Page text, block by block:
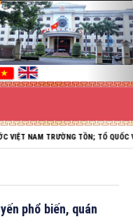
TỒN; TỔ QUỐC VIỆT NAM
phổ biến, quán